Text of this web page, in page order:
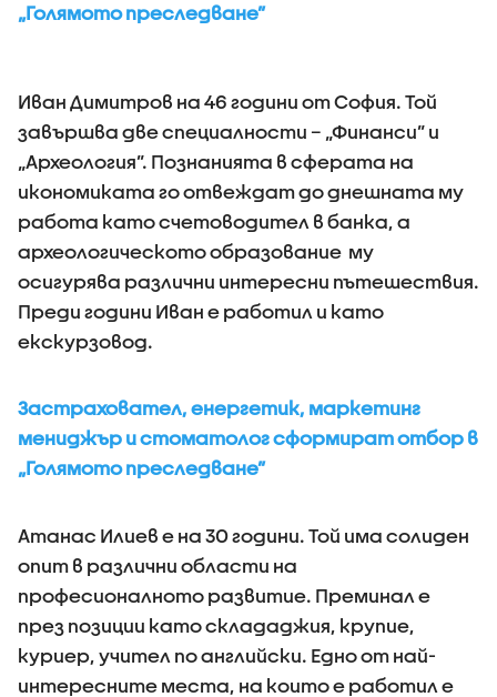
„Голямото преследване”
Иван Димитров на 46 години от София. Той
завършва две специалности – „Финанси” и
„Археология”. Познанията в сферата на
икономиката го отвеждат до днешната му
работа като счетоводител в банка, а
археологическото образование му
осигурява различни интересни пътешествия.
Преди години Иван е работил и като
екскурзовод.
Застраховател, енергетик, маркетинг
мениджър и стоматолог сформират отбор в
„Голямото преследване”
Атанас Илиев е на 30 години. Той има солиден
опит в различни области на
професионалното развитие. Преминал е
през позиции като склададжия, крупие,
куриер, учител по английски. Едно от най-
интересните места, на които е работил е